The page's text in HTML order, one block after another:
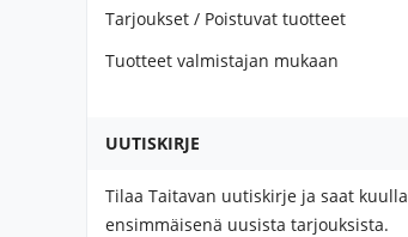
Tarjoukset / Poistuvat tuotteet
Tuotteet valmistajan mukaan
UUTISKIRJE
Tilaa Taitavan uutiskirje ja saat kuulla
ensimmäisenä uusista tarjouksista.